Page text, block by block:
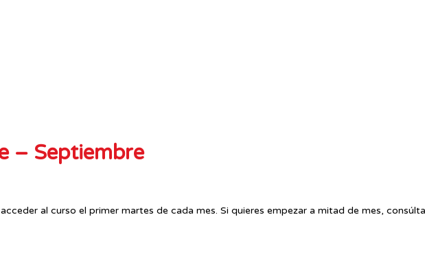
– Septiembre
al curso el primer martes de cada mes. Si quieres empezar a mitad de mes,